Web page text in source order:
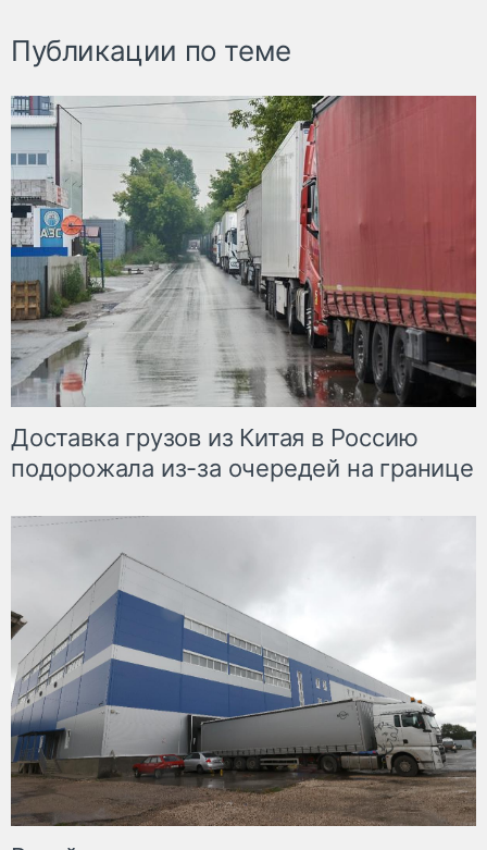
Публикации по теме
Доставка грузов из Китая в Россию
подорожала из-за очередей на границе